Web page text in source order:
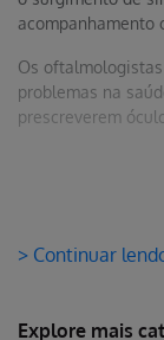
acompanhamento
Os
problemas na
prescreverem
> Continuar
Explore mais